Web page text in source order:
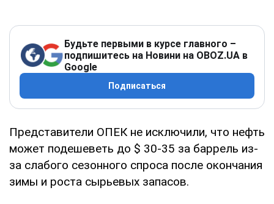
Будьте первыми в курсе главного –
подпишитесь на Новини на OBOZ.UA в
Google
Подписаться
Представители ОПЕК не исключили, что нефть
может подешеветь до $ 30-35 за баррель из-
за слабого сезонного спроса после окончания
зимы и роста сырьевых запасов.